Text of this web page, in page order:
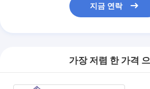
지금 연락
가장 저렴 한 가격